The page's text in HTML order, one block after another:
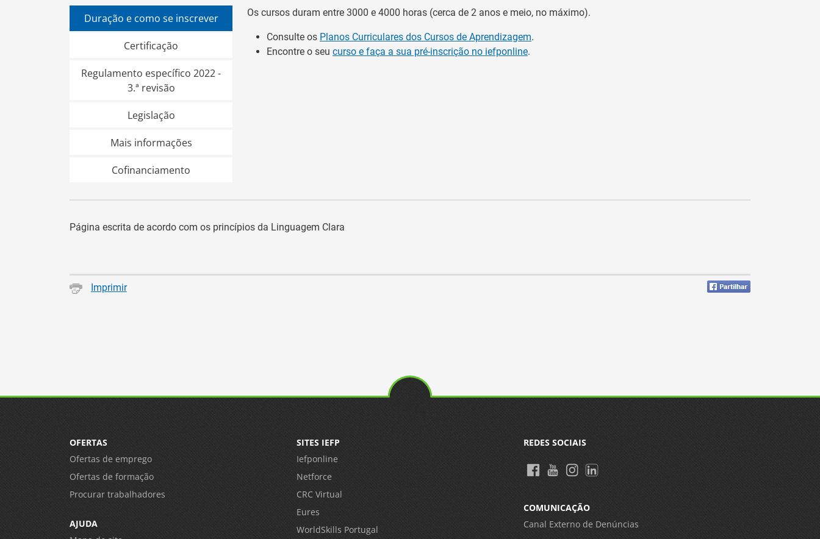
Duração e como se inscrever
Certificação
Regulamento específico 2022 -
3.ª revisão
Legislação
Mais informações
Cofinanciamento
Os cursos duram entre 3000 e 4000 horas (cerca de 2 anos e meio, no máximo).
Consulte os Planos Curriculares dos Cursos de Aprendizagem.
Encontre o seu curso e faça a sua pré-inscrição no iefponline.
Página escrita de acordo com os princípios da Linguagem Clara
Imprimir
OFERTAS
Ofertas de emprego
Ofertas de formação
Procurar trabalhadores
AJUDA
SITES IEFP
Iefponline
Netforce
CRC Virtual
Eures
WorldSkills Portugal
REDES SOCIAIS
COMUNICAÇÃO
Canal Externo de Denúncias